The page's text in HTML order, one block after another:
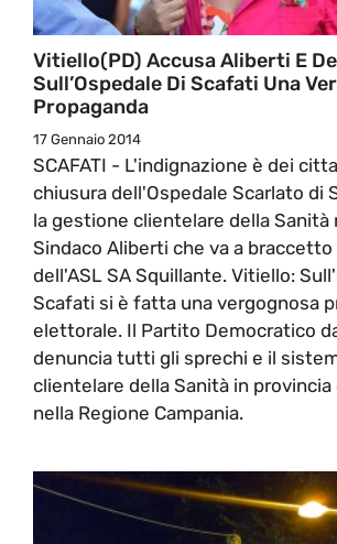
Vitiello(PD) Accusa Aliberti E
Sull’Ospedale Di Scafati Una
Propaganda
17 Gennaio 2014
SCAFATI - L'indignazione è dei
chiusura dell'Ospedale Scarlato di
la gestione clientelare della Sanità
Sindaco Aliberti che va a braccetto
dell'ASL SA Squillante. Vitiello:
Scafati si è fatta una vergognosa
elettorale. Il Partito Democratico
denuncia tutti gli sprechi e il
clientelare della Sanità in provincia
nella Regione Campania.